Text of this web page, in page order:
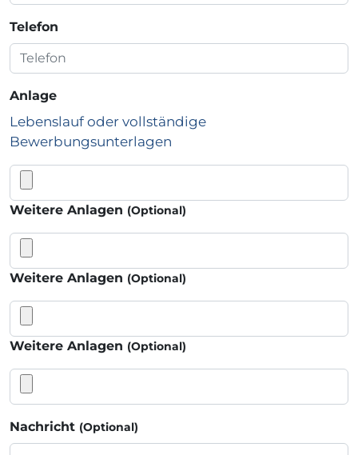
Telefon
Anlage
Lebenslauf oder vollständige
Bewerbungsunterlagen
Weitere Anlagen (Optional)
Weitere Anlagen (Optional)
Weitere Anlagen (Optional)
Nachricht (Optional)